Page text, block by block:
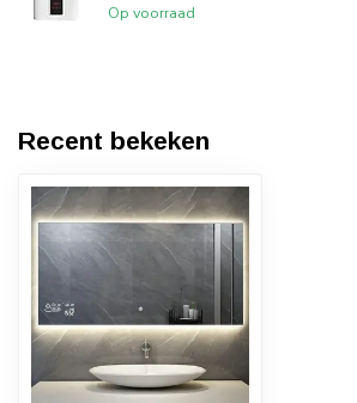
Op voorraad
Recent bekeken